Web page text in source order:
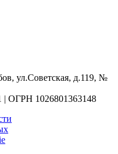
ул.Советская, д.119, №
ОГРН 1026801363148